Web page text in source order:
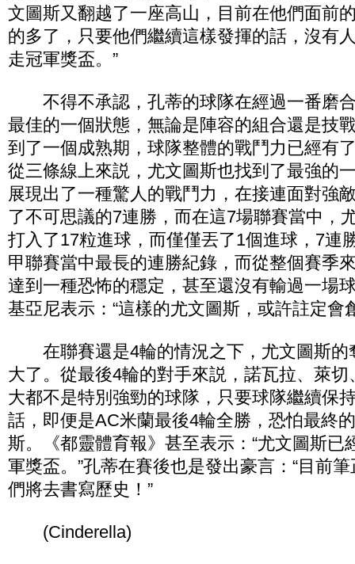
文圖斯又翻越了一座高山，目前在他們面前
的多了，只要他們繼續這樣發揮的話，沒有
走冠軍獎盃。”
不得不承認，孔蒂的球隊在經過一番磨
最佳的一個狀態，無論是陣容的組合還是技
到了一個成熟期，球隊整體的戰鬥力已經有
從三條線上來説，尤文圖斯也找到了最強的
展現出了一種驚人的戰鬥力，在接連面對強
了不可思議的7連勝，而在這7場聯賽當中，
打入了17粒進球，而僅僅丟了1個進球，7連
甲聯賽當中最長的連勝紀錄，而從整個賽季
達到一種恐怖的穩定，甚至還沒有輸過一場
基亞尼表示：“這樣的尤文圖斯，或許註定會
在聯賽還是4輪的情況之下，尤文圖斯的
大了。從最後4輪的對手來説，諾瓦拉、萊
大都不是特別強勁的球隊，只要球隊繼續保
話，即便是AC米蘭最後4輪全勝，恐怕最終
斯。《都靈體育報》甚至表示：“尤文圖斯已
軍獎盃。”孔蒂在賽後也是發出豪言：“目前
們將去書寫歷史！”
(Cinderella)